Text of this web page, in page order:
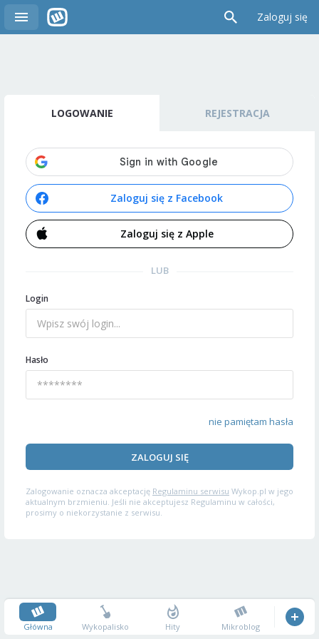
Zaloguj się
LOGOWANIE REJESTRACJA
Zaloguj się z Facebook
Zaloguj się z Apple
LUB
Login
Hasło
nie pamiętam hasła
ZALOGUJ SIĘ
Zalogowanie oznacza akceptację Regulaminu serwisu Wykop.pl w jego
aktualnym brzmieniu. Jeśli nie akceptujesz Regulaminu w całości,
prosimy o niekorzystanie z serwisu.
Główna Wykopalisko Hity Mikroblog